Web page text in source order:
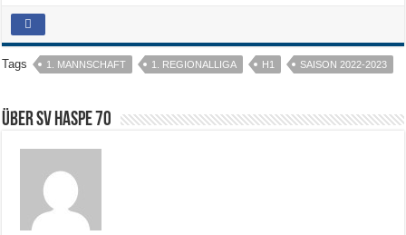
Tags 1. MANNSCHAFT 1. REGIONALLIGA H1 SAISON 2022-2023
Über SV HASPE 70